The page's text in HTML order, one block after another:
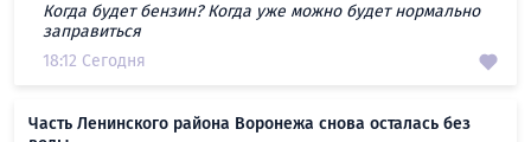
Когда будет бензин? Когда уже можно будет нормально
заправиться
18:12 Сегодня
Часть Ленинского района Воронежа снова осталась без